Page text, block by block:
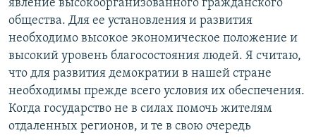
явление высокоорганизованного гражданского
общества. Для ее установления и развития
необходимо высокое экономическое положение и
высокий уровень благосостояния людей. Я считаю,
что для развития демократии в нашей стране
необходимы прежде всего условия их обеспечения.
Когда государство не в силах помочь жителям
отдаленных регионов, и те в свою очередь